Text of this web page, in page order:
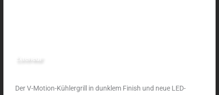
Exterieur
Der V-Motion-Kühlergrill in dunklem Finish und neue LED-